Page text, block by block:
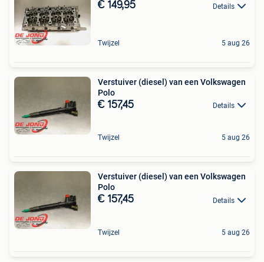
€ 149,95 Details
Twijzel 5 aug 26
Verstuiver (diesel) van een Volkswagen
Polo
€ 157,45 Details
Twijzel 5 aug 26
Verstuiver (diesel) van een Volkswagen
Polo
€ 157,45 Details
Twijzel 5 aug 26